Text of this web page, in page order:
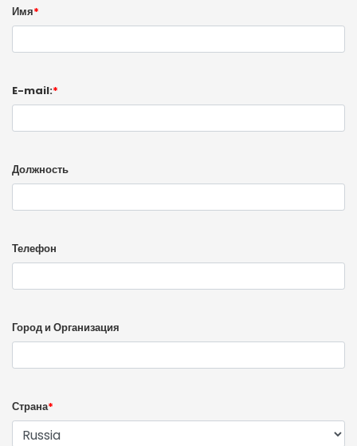
Имя*
E-mail:*
Должность
Телефон
Город и Организация
Страна*